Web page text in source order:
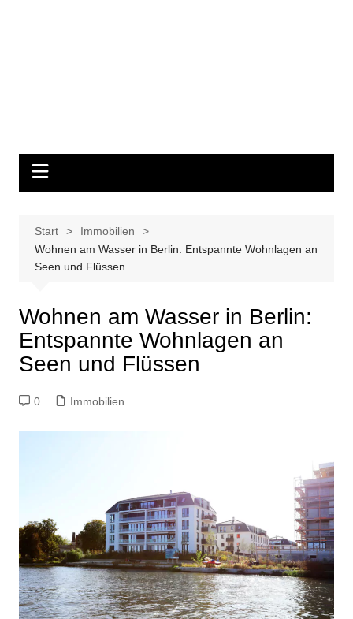
Start
Immobilien
Wohnen am Wasser in Berlin: Entspannte Wohnlagen an
Seen und Flüssen
Wohnen am Wasser in Berlin:
Entspannte Wohnlagen an
Seen und Flüssen
0 Immobilien